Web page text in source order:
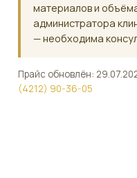
материалов и
администратора
— необходима
Прайс обновлён:
(4212) 90-36-05